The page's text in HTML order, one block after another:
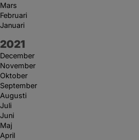
Mars
Februari
Januari
År:
2021
December
November
Oktober
September
Augusti
Juli
Juni
Maj
April